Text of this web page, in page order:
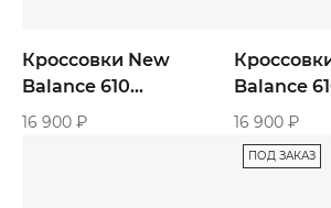
Кроссовки New
Balance 610
«Aluminum Black»
16 900 ₽
Balance
16 900 ₽
ПОД ЗАКАЗ